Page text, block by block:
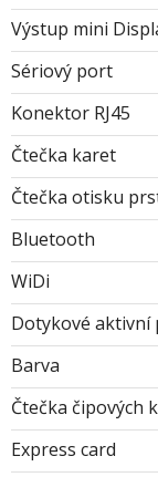
Výstup mini
Sériový port
Konektor RJ45
Čtečka karet
Čtečka otisku
Bluetooth
WiDi
Dotykové aktivní
Barva
Čtečka čipových
Express card